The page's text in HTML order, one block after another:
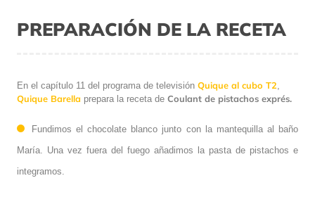
PREPARACIÓN DE LA RECETA
En el capítulo 11 del programa de televisión Quique al cubo T2
Quique Barella prepara la receta de Coulant de pistachos exprés.
Fundimos el chocolate blanco junto con la mantequilla al baño
María. Una vez fuera del fuego añadimos la pasta de pistachos e
integramos.